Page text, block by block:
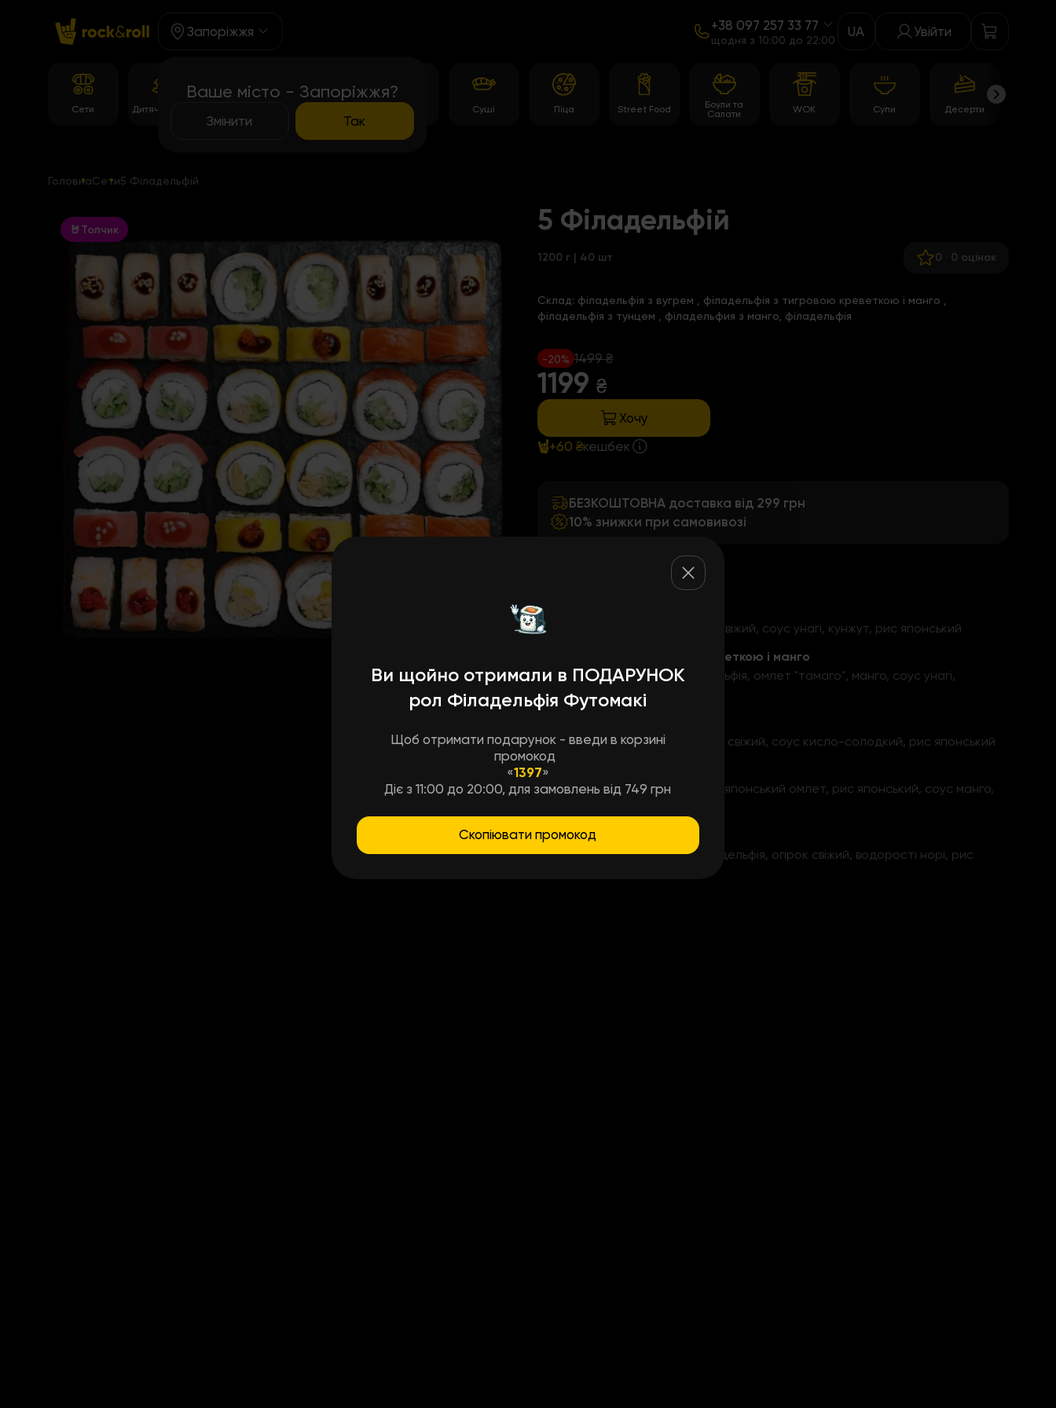
Запоріжжя
Ваше місто - Запоріжжя?
Змінити Так
+38 097 257 33 77
щодня з 10:00 до 22:00
UA Увійти
Сети Дитяче Меню Темпура роли Роли Суші Піца Street Food
Боули та
Салати
WOK Супи Десерти
ГоловнаСети5 Філадельфій
🤘Топчик 5 Філадельфій
1200 г | 40 шт 0 · 0 оцінок
Склад: філадельфія з вугрем філадельфія з тигровою креветкою і манго
філадельфія з тунцем , філадельфия з манго, філадельфія
1499 ₴
-20%
1199 ₴
Хочу
+60 ₴кешбек
БЕЗКОШТОВНА доставка від 299 грн
10% знижки при самовивозі
Філадельфія з вугрем
вугор, сир філадельфія, огірок свіжий, соус унагі, кунжут, рис японський
Філадельфія з тигровою креветкою і манго
креветка тигрова, сир філадельфія, омлет "тамаго", манго, соус унагі,
водорості норі, рис японський
тунець, сир філадельфія, огірок свіжий, соус кисло-солодкий, рис японський
Філадельфия з манго
огірок свіжий, сир філадельфія, японський омлет, рис японський, соус манго,
Філадельфія
лосось атлантичний, сир філадельфія, огірок свіжий, водорості норі, рис
Ви щойно отримали в ПОДАРУНОК
рол Філадельфія Футомакі
Щоб отримати подарунок - введи в корзині
промокод
«1397»
Діє з 11:00 до 20:00, для замовлень від 749 грн
Скопіювати промокод